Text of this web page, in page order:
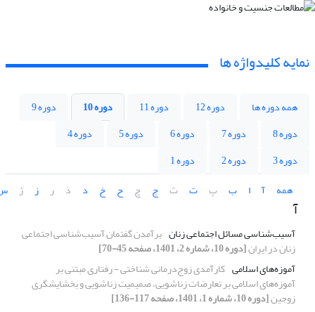
نمایه کلیدواژه ها
همه دوره ها دوره 12 دوره 11 دوره 10
دوره 9
دوره 8
دوره 7 دوره 6 دوره 5
دوره 4
دوره 3
دوره 2
دوره 1
همه
آ ا ب پ ت ث ج چ ح خ د ذ ر ز ژ
آ
آسیب‌شناسی مسائل اجتماعی زنان برآمدن گفتمان آسیب‌شناسی اجتماعی
زنان در ایران[دوره 10، شماره 2، 1401، صفحه 45-70]
آموزه‌های اسلامی کارآمدی زوج‌درمانی شناختی - رفتاری مبتنی بر
آموزه‌های اسلامی بر تعارضات زناشویی، صمیمیت زناشویی و بخشایشگری
زوجین[دوره 10، شماره 1، 1401، صفحه 117-136]